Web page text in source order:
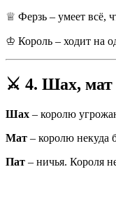
♕ Ферзь – умеет всё,
♔ Король – ходит на
⚔️ 4. Шах, мат
Шах – королю
Мат – королю некуда
Пат – ничья. Короля